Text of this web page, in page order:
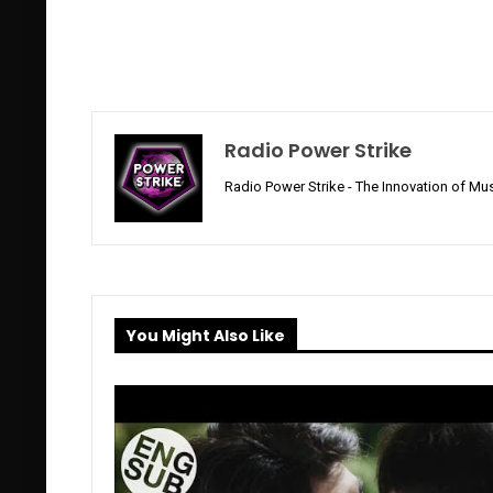
Radio Power Strike
Radio Power Strike - The Innovation of
You Might Also Like